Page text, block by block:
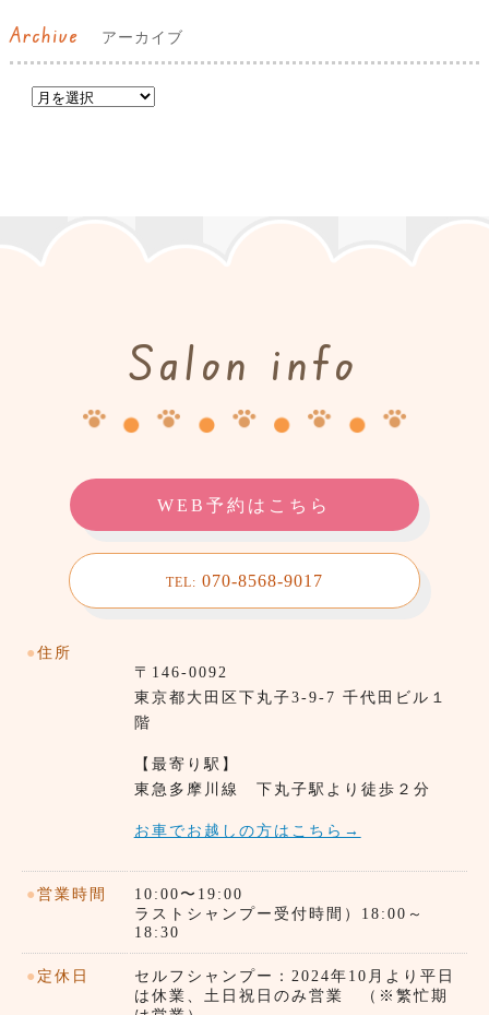
Archive アーカイブ
Salon info
WEB予約はこちら
TEL: 070-8568-9017
● 住所
〒146-0092
東京都⼤田区下丸子3-9-7 千代田ビル１
階
【最寄り駅】
東急多摩川線 下丸子駅より徒歩２分
お車でお越しの方はこちら→
● 営業時間
10:00〜19:00
ラストシャンプー受付時間）18:00～
18:30
● 定休日
セルフシャンプー：2024年10月より平日
は休業、土日祝日のみ営業 （※繁忙期